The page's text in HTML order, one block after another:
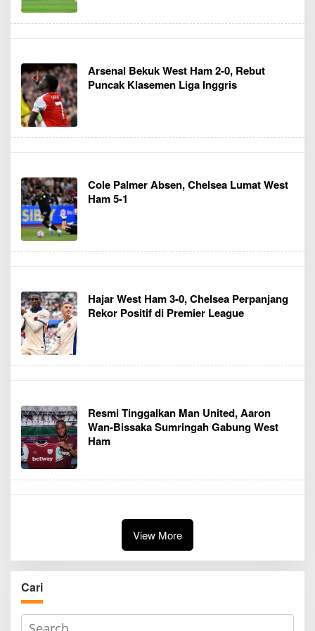
Arsenal Bekuk West Ham 2-0, Rebut
Puncak Klasemen Liga Inggris
Cole Palmer Absen, Chelsea Lumat West
Ham 5-1
Hajar West Ham 3-0, Chelsea Perpanjang
Rekor Positif di Premier League
Resmi Tinggalkan Man United, Aaron
Wan-Bissaka Sumringah Gabung West
Ham
View More
Cari
S